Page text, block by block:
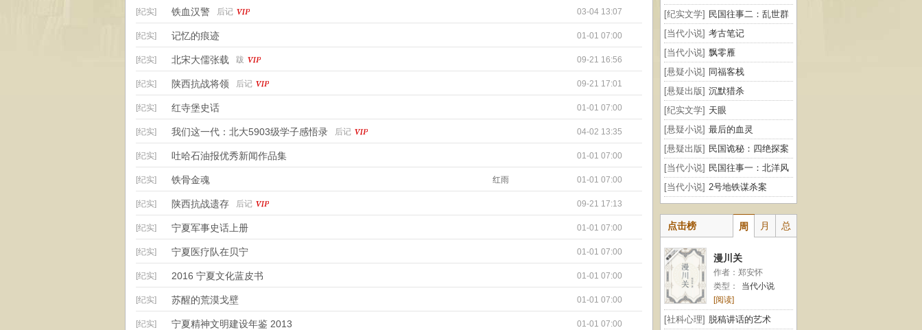
[纪实] 铁血汉警 后记 03-04 13:07
[纪实] 记忆的痕迹 01-01 07:00
[纪实] 北宋大儒张载 跋 09-21 16:56
[纪实] 陕西抗战将领 后记 09-21 17:01
[纪实] 红寺堡史话 01-01 07:00
[纪实] 我们这一代：北大5903级学子感悟录 后记 04-02 13:35
[纪实] 吐哈石油报优秀新闻作品集 01-01 07:00
[纪实] 铁骨金魂 红雨 01-01 07:00
[纪实] 陕西抗战遗存 后记 09-21 17:13
[纪实] 宁夏军事史话上册 01-01 07:00
[纪实] 宁夏医疗队在贝宁 01-01 07:00
[纪实] 2016 宁夏文化蓝皮书 01-01 07:00
[纪实] 苏醒的荒漠戈壁 01-01 07:00
[纪实] 宁夏精神文明建设年鉴 2013 01-01 07:00
[纪实文学] 民国往事二：乱世群
雄
[当代小说] 考古笔记
[当代小说] 飘零雁
[悬疑小说] 同福客栈
[悬疑出版] 沉默猎杀
[纪实文学] 天眼
[悬疑小说] 最后的血灵
[悬疑出版] 民国诡秘：四绝探案
[当代小说] 民国往事一：北洋风
云
[当代小说] 2号地铁谋杀案
点击榜 周 月 总
漫川关
作者：郑安怀
类型：
当代小说
[阅读]
[社科心理] 脱稿讲话的艺术